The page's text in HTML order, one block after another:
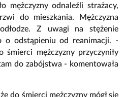
mężczyzny odnaleźli strażacy,
do mieszkania. Mężczyzna
Z uwagi na stężenie
o odstąpieniu od reanimacji. -
śmierci mężczyzny przyczyniły
do zabójstwa - komentowała
do śmierci mężczyzny mógł się